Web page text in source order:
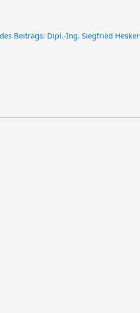
Beitrags: Dipl.-Ing. Siegfried Hesker